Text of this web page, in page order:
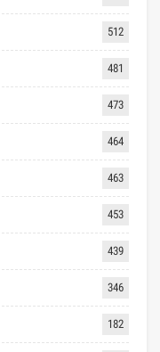
512
481
473
464
463
453
439
346
182